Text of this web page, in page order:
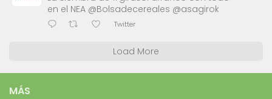
en el NEA @Bolsadecereales @asagirok
Twitter
Load More
MÁS